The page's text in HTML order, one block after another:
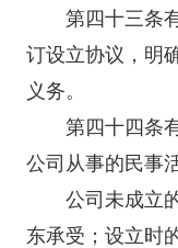
第四十三条有
订设立协议，明
义务。
第四十四条有
公司从事的民事
公司未成立的
东承受；设立时